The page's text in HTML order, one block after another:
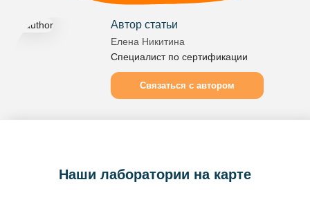
Автор статьи
Елена Никитина
Специалист по сертификации
Связаться с автором
Наши лаборатории на карте